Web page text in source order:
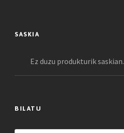
SASKIA
Ez duzu produkturik saskian.
BILATU